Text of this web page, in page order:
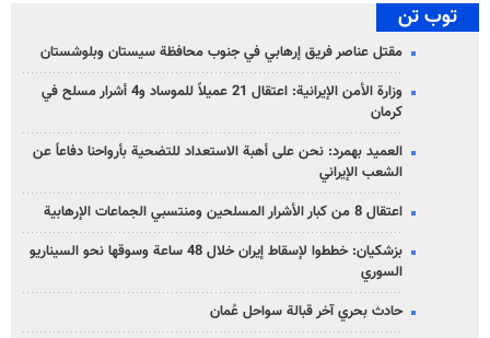
توب تن
مقتل عناصر فريق إرهابي في جنوب محافظة سيستان وبلوشستان
وزارة الأمن الإيرانية: اعتقال 21 عميلاً للموساد و4 أشرار مسلح في
كرمان
العميد بهمرد: نحن على أهبة الاستعداد للتضحية بأرواحنا دفاعاً عن
الشعب الإيراني
اعتقال 8 من كبار الأشرار المسلحين ومنتسبي الجماعات الإرهابية
بزشكيان: خططوا لإسقاط إيران خلال 48 ساعة وسوقها نحو السيناريو
السوري
حادث بحري آخر قبالة سواحل عُمان